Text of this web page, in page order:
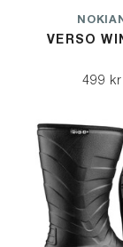
VERSO
499 kr